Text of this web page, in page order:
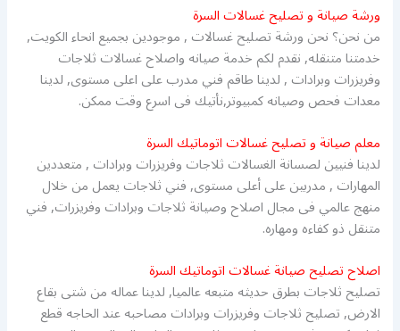
ورشة صيانة و تصليح غسالات السرة
من نحن؟ نحن ورشة تصليح غسالات , موجودين بجميع انحاء الكويت,
خدمتنا متنقله, نقدم لكم خدمة صيانه واصلاح غسالات ثلاجات
وفريزرات وبرادات , لدينا طاقم فني مدرب على اعلى مستوى, لدينا
معدات فحص وصيانه كمبيوتر,نأتيك فى اسرع وقت ممكن.
معلم صيانة و تصليح غسالات اتوماتيك السرة
لدينا فنيين لصسانة الغسالات ثلاجات وفريزرات وبرادات , متعددين
المهارات , مدربين على أعلى مستوى, فني ثلاجات يعمل من خلال
منهج عالمي فى مجال اصلاح وصيانة ثلاجات وبرادات وفريزرات, فني
متنقل ذو كفاءه ومهاره.
اصلاح تصليح صيانة غسالات اتوماتيك السرة
تصليح ثلاجات بطرق حديثه متبعه عالميا, لدينا عماله من شتى بقاع
الارض, تصليح ثلاجات وفريزرات وبرادات مصاحبه عند الحاجه قطع